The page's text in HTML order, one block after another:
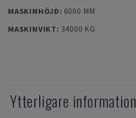
MASKINHÖJD: 6000 MM
MASKINVIKT: 34000 KG
Ytterligare information